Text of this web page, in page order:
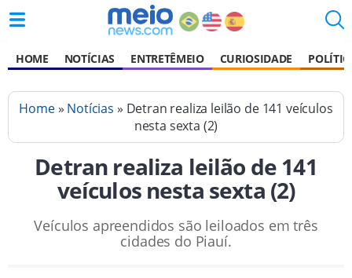
HOME NOTÍCIAS ENTRETÊMEIO CURIOSIDADE
Home» Notícias » Detran realiza leilão de 141 veículos
nesta sexta (2)
Detran realiza leilão de 141
veículos nesta sexta (2)
Veículos apreendidos são leiloados em três
cidades do Piauí.